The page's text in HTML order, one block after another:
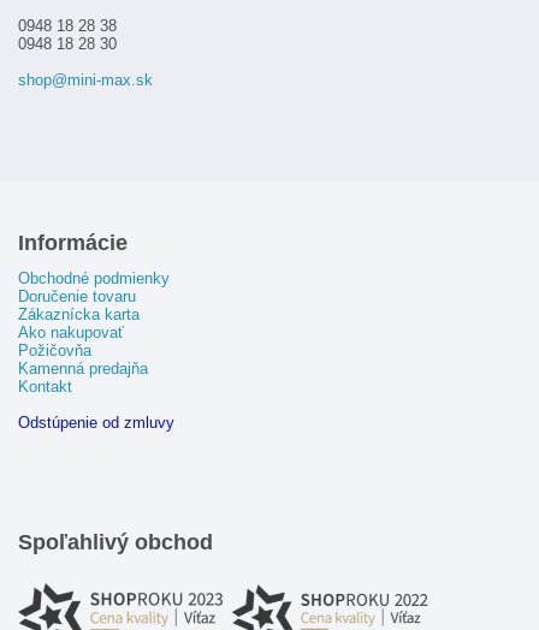
0948 18 28 38
0948 18 28 30
shop@mini-max.sk
Informácie
Obchodné podmienky
Doručenie tovaru
Zákaznícka karta
Ako nakupovať
Požičovňa
Kamenná predajňa
Kontakt
Odstúpenie od zmluvy
Spoľahlivý obchod